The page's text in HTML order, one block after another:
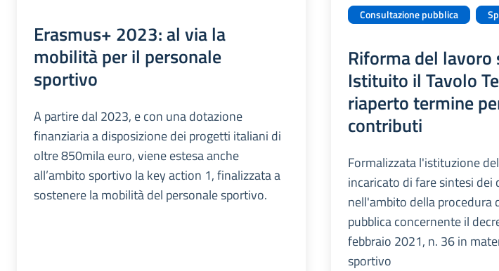
Erasmus+ 2023: al via la
mobilità per il personale
sportivo
A partire dal 2023, e con una dotazione
finanziaria a disposizione dei progetti italiani di
oltre 850mila euro, viene estesa anche
all’ambito sportivo la key action 1, finalizzata a
sostenere la mobilità del personale sportivo.
Consultazione pubblica
Riforma del lavoro
Istituito il Tavolo
riaperto termine
contributi
Formalizzata l'istituzione
incaricato di fare sintesi
nell'ambito della procedura
pubblica concernente il
febbraio 2021, n. 36 in
sportivo